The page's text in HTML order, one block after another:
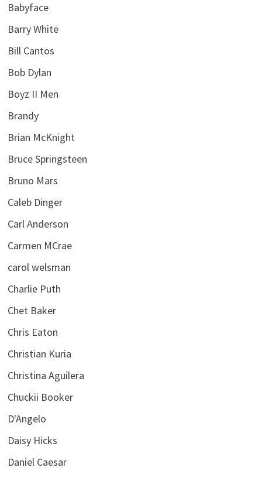
Babyface
Barry White
Bill Cantos
Bob Dylan
Boyz II Men
Brandy
Brian McKnight
Bruce Springsteen
Bruno Mars
Caleb Dinger
Carl Anderson
Carmen MCrae
carol welsman
Charlie Puth
Chet Baker
Chris Eaton
Christian Kuria
Christina Aguilera
Chuckii Booker
D'Angelo
Daisy Hicks
Daniel Caesar